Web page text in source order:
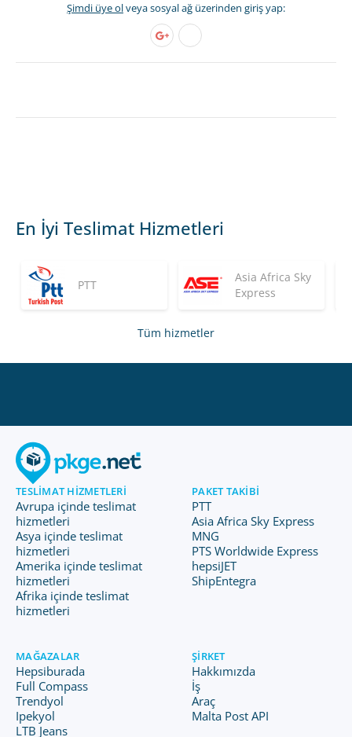
Şimdi üye olveya sosyal ağ üzerinden giriş yap:
En İyi Teslimat Hizmetleri
PTT
Asia Africa Sky
Express
Tüm hizmetler
TESLIMAT HIZMETLERI
Avrupa içinde teslimat
hizmetleri
Asya içinde teslimat
hizmetleri
Amerika içinde teslimat
hizmetleri
Afrika içinde teslimat
hizmetleri
PAKET TAKIBI
PTT
Asia Africa Sky Express
MNG
PTS Worldwide Express
hepsiJET
ShipEntegra
MAĞAZALAR
Hepsiburada
Full Compass
Trendyol
Ipekyol
LTB Jeans
ŞIRKET
Hakkımızda
İş
Araç
Malta Post API